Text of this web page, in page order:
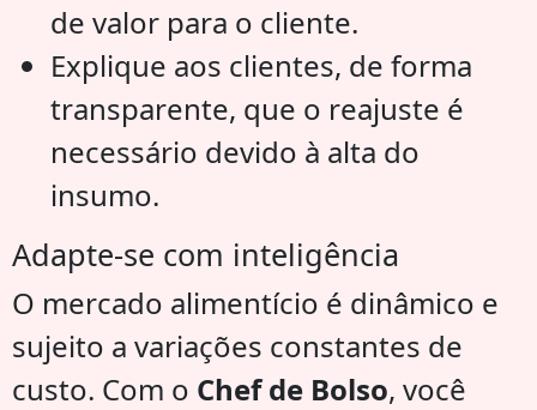
de valor para o cliente.
Explique aos clientes, de forma
transparente, que o reajuste é
necessário devido à alta do
insumo.
Adapte-se com inteligência
O mercado alimentício é dinâmico e
sujeito a variações constantes de
custo. Com o Chef de Bolso, você